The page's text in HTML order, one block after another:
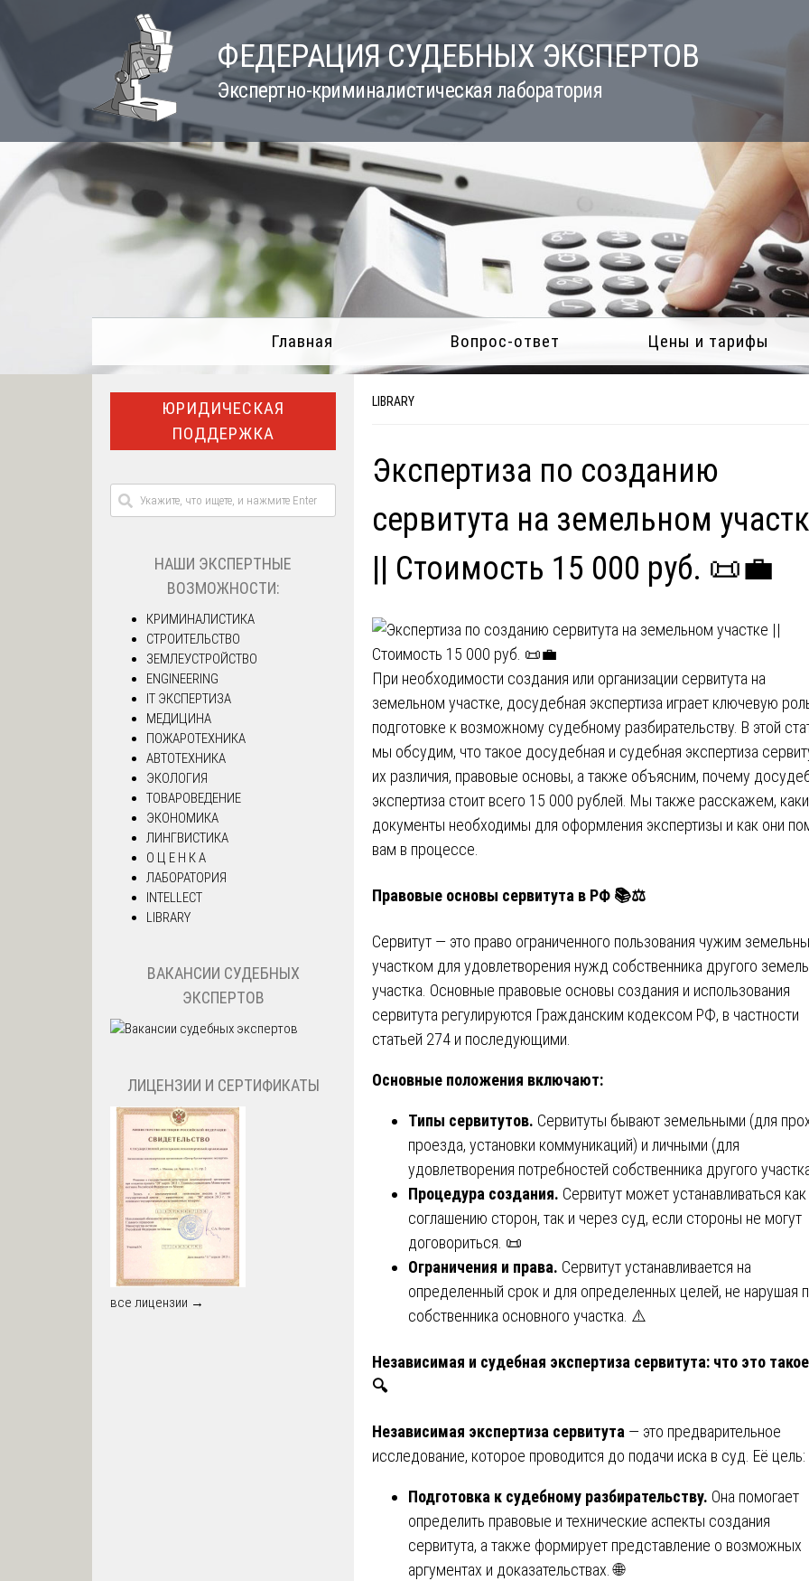
content
ФЕДЕРАЦИЯ СУДЕБНЫХ ЭКСПЕРТОВ
Экспертно-криминалистическая лаборатория
Главная Вопрос-ответ Цены и тарифы
LIBRARY
Экспертиза по созданию
сервитута на земельном
|| Cтоимость 15 000 руб. 📜💼
При необходимости создания или организации сервитута на
земельном участке, досудебная экспертиза играет ключевую
подготовке к возможному судебному разбирательству. В этой
мы обсудим, что такое досудебная и судебная экспертиза
их различия, правовые основы, а также объясним, почему
экспертиза стоит всего 15 000 рублей. Мы также расскажем,
документы необходимы для оформления экспертизы и как они
вам в процессе.
Правовые основы сервитута в РФ 📚⚖️
Сервитут — это право ограниченного пользования чужим
участком для удовлетворения нужд собственника другого
участка. Основные правовые основы создания и использования
сервитута регулируются Гражданским кодексом РФ, в частности
статьей 274 и последующими.
Основные положения включают:
Типы сервитутов. Сервитуты бывают земельными (для
проезда, установки коммуникаций) и личными (для
удовлетворения потребностей собственника другого
Процедура создания. Сервитут может устанавливаться
соглашению сторон, так и через суд, если стороны не могут
договориться. 📜
Ограничения и права. Сервитут устанавливается на
определенный срок и для определенных целей, не нарушая
собственника основного участка. ⚠️
Независимая и судебная экспертиза сервитута: что это
🔍
Независимая экспертиза сервитута — это предварительное
исследование, которое проводится до подачи иска в суд. Её цель:
Подготовка к судебному разбирательству. Она помогает
определить правовые и технические аспекты создания
сервитута, а также формирует представление о возможных
аргументах и доказательствах. 🌐
ЮРИДИЧЕСКАЯ
ПОДДЕРЖКА
НАШИ ЭКСПЕРТНЫЕ
ВОЗМОЖНОСТИ:
КРИМИНАЛИСТИКА
СТРОИТЕЛЬСТВО
ЗЕМЛЕУСТРОЙСТВО
ENGINEERING
IT ЭКСПЕРТИЗА
МЕДИЦИНА
ПОЖАРОТЕХНИКА
АВТОТЕХНИКА
ЭКОЛОГИЯ
ТОВАРОВЕДЕНИЕ
ЭКОНОМИКА
ЛИНГВИСТИКА
О Ц Е Н К А
ЛАБОРАТОРИЯ
INTELLECT
LIBRARY
ВАКАНСИИ СУДЕБНЫХ
ЭКСПЕРТОВ
ЛИЦЕНЗИИ И СЕРТИФИКАТЫ
все лицензии →